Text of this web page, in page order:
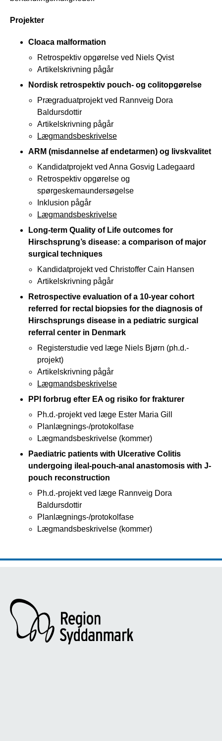
Projekter
Cloaca malformation
Retrospektiv opgørelse ved Niels Qvist
Artikelskrivning pågår
Nordisk retrospektiv pouch- og colitopgørelse
Prægraduatprojekt ved Rannveig Dora
Baldursdottir
Artikelskrivning pågår
Lægmandsbeskrivelse
ARM (misdannelse af endetarmen) og livskvalitet
Kandidatprojekt ved Anna Gosvig Ladegaard
Retrospektiv opgørelse og
spørgeskemaundersøgelse
Inklusion pågår
Lægmandsbeskrivelse
Long-term Quality of Life outcomes for
Hirschsprung’s disease: a comparison of major
surgical techniques
Kandidatprojekt ved Christoffer Cain Hansen
Artikelskrivning pågår
Retrospective evaluation of a 10-year cohort
referred for rectal biopsies for the diagnosis of
Hirschsprungs disease in a pediatric surgical
referral center in Denmark
Registerstudie ved læge Niels Bjørn (ph.d.-
projekt)
Artikelskrivning pågår
Lægmandsbeskrivelse
PPI forbrug efter EA og risiko for frakturer
Ph.d.-projekt ved læge Ester Maria Gill
Planlægnings-/protokolfase
Lægmandsbeskrivelse (kommer)
Paediatric patients with Ulcerative Colitis
undergoing ileal-pouch-anal anastomosis with J-
pouch reconstruction
Ph.d.-projekt ved læge Rannveig Dora
Baldursdottir
Planlægnings-/protokolfase
Lægmandsbeskrivelse (kommer)